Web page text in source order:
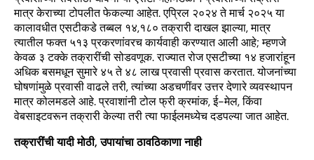
मात्र केराच्या टोपलीत फेकल्या आहेत. एप्रिल २०२४ ते मार्च २०२५ या
कालावधीत एसटीकडे तब्बल १४,१८० तक्रारी दाखल झाल्या, मात्र
त्यातील फक्त ५१३ प्रकरणांवरच कार्यवाही करण्यात आली आहे; म्हणजे
केवळ ३ टक्के तक्रारींची सोडवणूक. राज्यात रोज एसटीच्या १४ हजारांहून
अधिक बसमधून सुमारे ४५ ते ४८ लाख प्रवासी प्रवास करतात. योजनांच्या
घोषणांमुळे प्रवासी वाढले तरी, त्यांच्या अडचणींवर उत्तर देणारे व्यवस्थापन
मात्र कोलमडले आहे. प्रवाशांनी टोल फ्री क्रमांक, ई-मेल, किंवा
वेबसाइटवरून तक्रारी केल्या तरी त्या फाईलमध्येच दडपल्या जात आहेत.
तक्रारींची यादी मोठी, उपायांचा ठावठिकाणा नाही